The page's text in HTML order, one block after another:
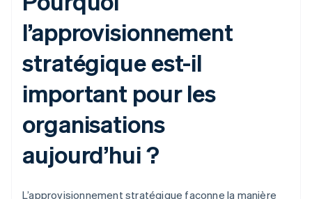
l’approvisionnement
stratégique est-il
important pour les
organisations
aujourd’hui ?
L’approvisionnement stratégique façonne la manière